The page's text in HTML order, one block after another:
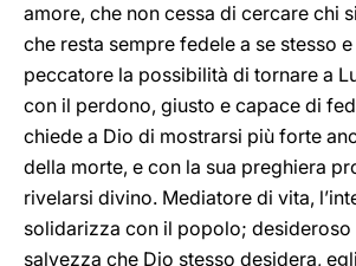
amore, che non cessa di cercare chi
che resta sempre fedele a se stesso
peccatore la possibilità di tornare a
con il perdono, giusto e capace di
chiede a Dio di mostrarsi più forte
della morte, e con la sua preghiera
rivelarsi divino. Mediatore di vita,
solidarizza con il popolo; desideroso
salvezza che Dio stesso desidera,